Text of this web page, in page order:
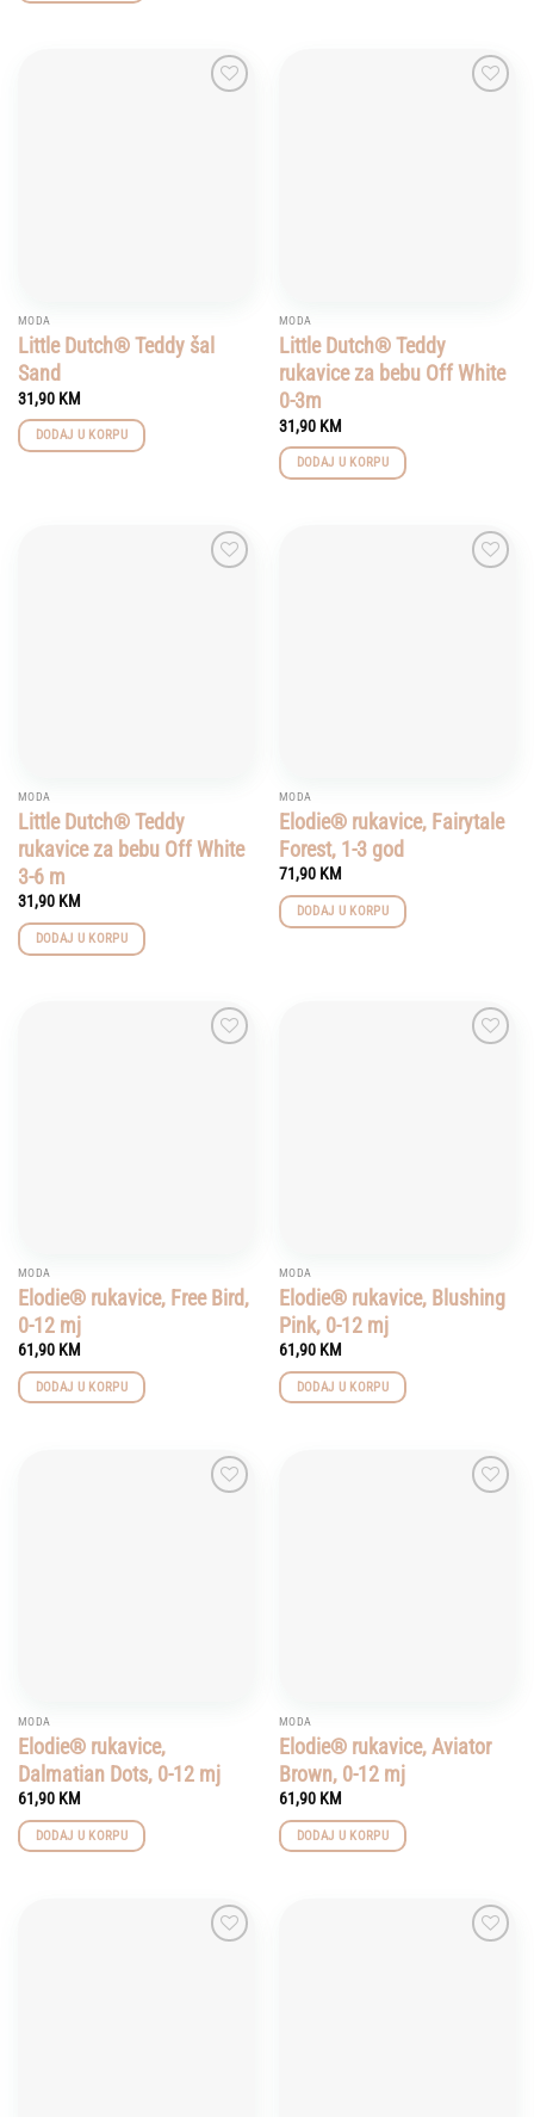
MODA
Little Dutch® Teddy šal
Sand
31,90 KM
DODAJ U KORPU
MODA
Little Dutch® Teddy
rukavice za bebu Off White
0-3m
31,90 KM
DODAJ U KORPU
MODA
Little Dutch® Teddy
rukavice za bebu Off White
3-6 m
31,90 KM
DODAJ U KORPU
MODA
Elodie® rukavice, Fairytale
Forest, 1-3 god
71,90 KM
DODAJ U KORPU
MODA
Elodie® rukavice, Free Bird,
0-12 mj
61,90 KM
DODAJ U KORPU
MODA
Elodie® rukavice, Blushing
Pink, 0-12 mj
61,90 KM
DODAJ U KORPU
MODA
Elodie® rukavice,
Dalmatian Dots, 0-12 mj
61,90 KM
DODAJ U KORPU
MODA
Elodie® rukavice, Aviator
Brown, 0-12 mj
61,90 KM
DODAJ U KORPU